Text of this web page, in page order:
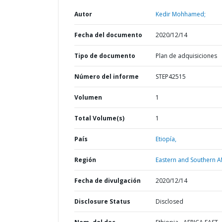
Autor Kedir Mohhamed;
Fecha del documento 2020/12/14
Tipo de documento Plan de adquisiciones
Número del informe STEP42515
Volumen 1
Total Volume(s) 1
País Etiopía,
Región Eastern and Southern
Fecha de divulgación 2020/12/14
Disclosure Status Disclosed